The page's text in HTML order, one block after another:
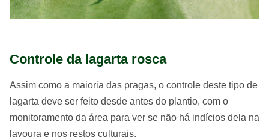
Controle da lagarta rosca
Assim como a maioria das pragas, o controle deste tipo de
lagarta deve ser feito desde antes do plantio, com o
monitoramento da área para ver se não há indícios dela na
lavoura e nos restos culturais.